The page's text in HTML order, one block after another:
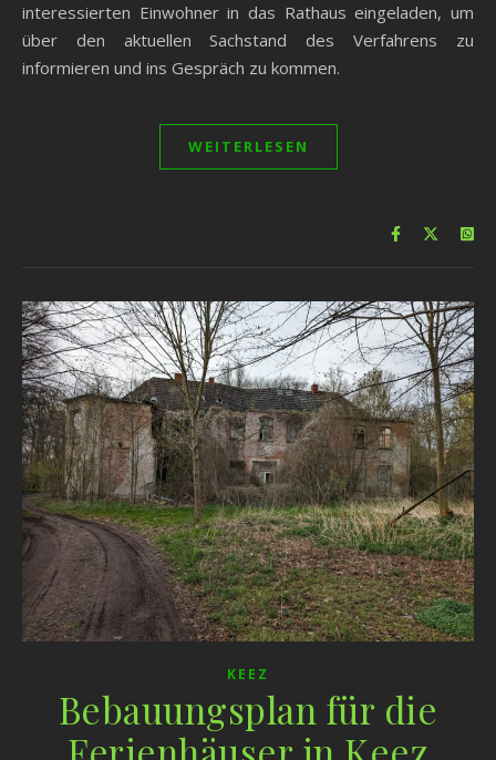
interessierten Einwohner in das Rathaus eingeladen, um
über den aktuellen Sachstand des Verfahrens zu
informieren und ins Gespräch zu kommen.
WEITERLESEN
KEEZ
Bebauungsplan für die